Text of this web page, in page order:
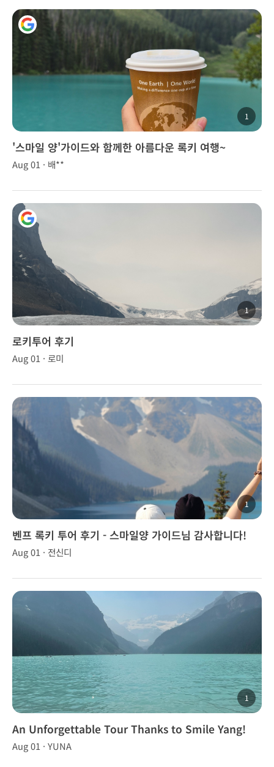
1
'스마일 양'가이드와 함께한 아름다운 록키 여행~
Aug 01 · 배**
1
로키투어 후기
Aug 01 · 로미
1
벤프 록키 투어 후기 - 스마일양 가이드님 감사합니다!
Aug 01 · 전신디
1
An Unforgettable Tour Thanks to Smile Yang!
Aug 01 · YUNA